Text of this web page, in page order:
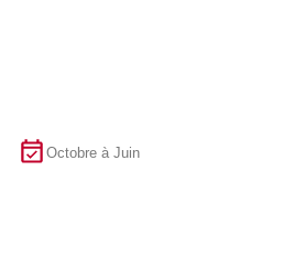
Octobre à Juin